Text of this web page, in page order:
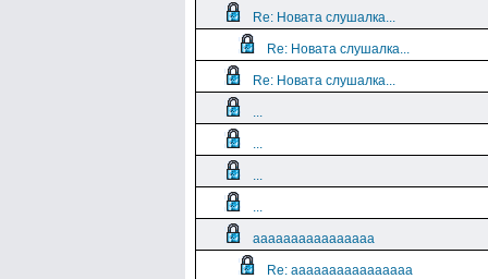
Re: Новата слушалка...
Re: Новата слушалка...
Re: Новата слушалка...
...
...
...
...
aaaaaaaaaaaaaaaa
Re: aaaaaaaaaaaaaaaa